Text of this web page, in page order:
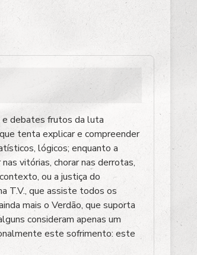
debates frutos da luta
tenta explicar e compreender
lógicos; enquanto a
vitórias, chorar nas derrotas,
ou a justiça do
T.V., que assiste todos os
mais o Verdão, que suporta
consideram apenas um
este sofrimento: este